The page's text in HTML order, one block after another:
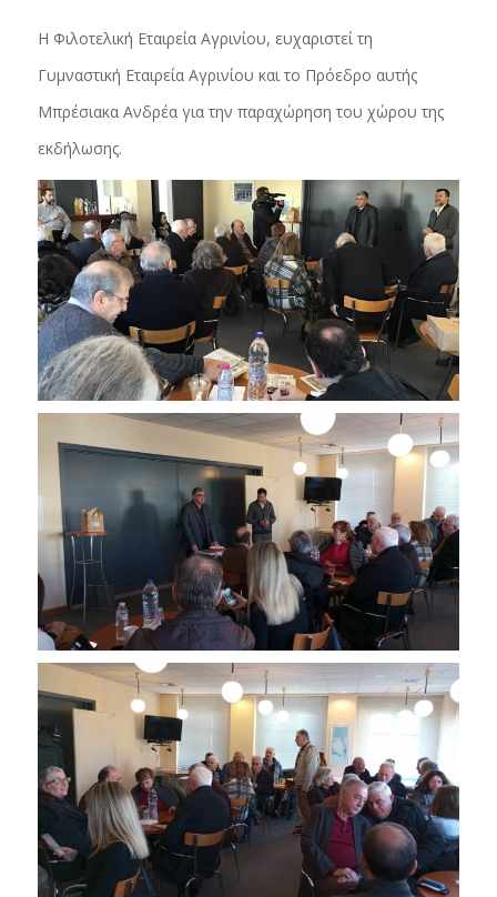
Η Φιλοτελική Εταιρεία Αγρινίου, ευχαριστεί τη
Γυμναστική Εταιρεία Αγρινίου και το Πρόεδρο αυτής
Μπρέσιακα Ανδρέα για την παραχώρηση του χώρου της
εκδήλωσης.